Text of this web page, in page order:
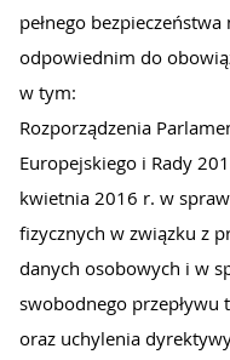
pełnego
odpowiednim do
w tym:
Rozporządzenia
Europejskiego i Rady
kwietnia 2016 r. w
fizycznych w związku z
danych osobowych i w
swobodnego przepływu
oraz uchylenia